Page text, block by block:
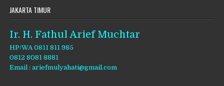
JAKARTA TIMUR
Ir. H. Fathul Arief Muchtar
HP/WA 0811 811 985
0812 8081 8881
Email : ariefmulyahati@gmail.com